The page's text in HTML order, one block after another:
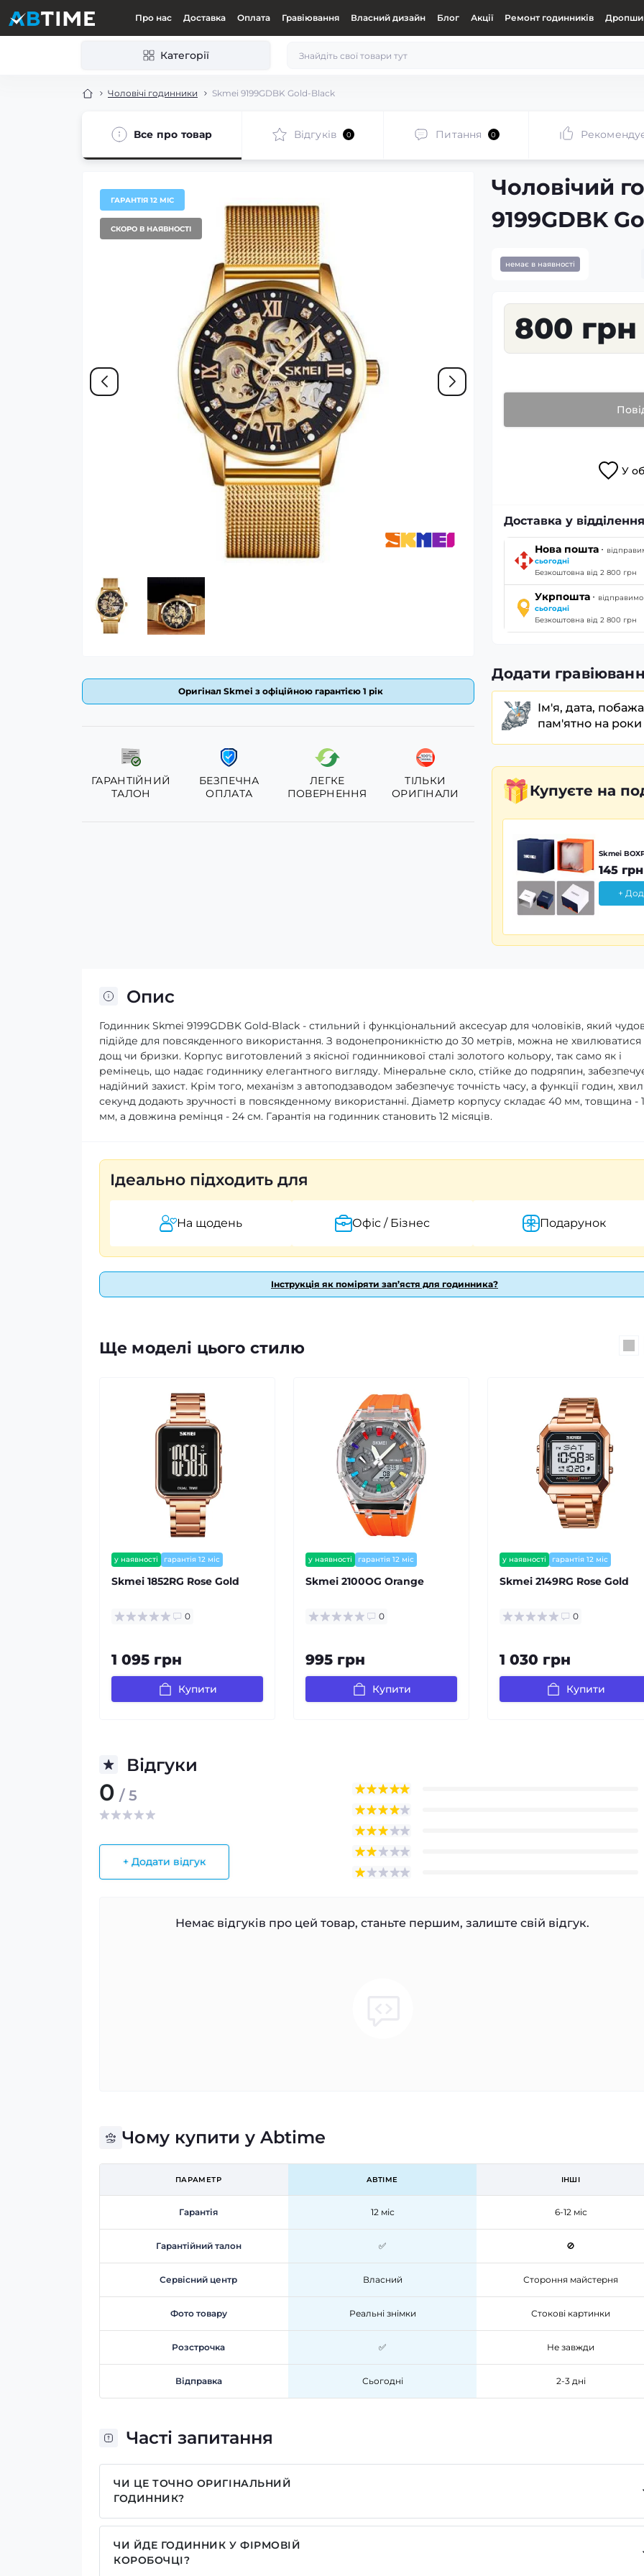
Про нас Доставка Оплата Гравіювання Власний дизайн Блог Акції Ремонт годинників
Категорії
Чоловічі годинники Skmei 9199GDBK Gold-Black
Все про товар Відгуків 0 Питання 0
ГАРАНТІЯ 12 МІС
СКОРО В НАЯВНОСТІ
Оригінал Skmei з офіційною гарантією 1 рік
ГАРАНТІЙНИЙ
ТАЛОН
БЕЗПЕЧНА
ОПЛАТА
ЛЕГКЕ
ПОВЕРНЕННЯ
ТІЛЬКИ
ОРИГІНАЛИ
Чоловічий
9199GDBK
немає в наявності
800 грн
У
Доставка у
Нова пошта ·
сьогодні
Безкоштовна від 2 800 грн
Укрпошта · відправимо
сьогодні
Безкоштовна від 2 800 грн
Додати
Ім'я, дата,
пам'ятно на роки
Купуєте на
Skmei
145 грн
+
Опис
Годинник Skmei 9199GDBK Gold-Black - стильний і функціональний аксесуар для чоловіків, який
підійде для повсякденного використання. З водонепроникністю до 30 метрів, можна не
дощ чи бризки. Корпус виготовлений з якісної годинникової сталі золотого кольору, так само як і
ремінець, що надає годиннику елегантного вигляду. Мінеральне скло, стійке до подряпин,
надійний захист. Крім того, механізм з автоподзаводом забезпечує точність часу, а функції годин,
секунд додають зручності в повсякденному використанні. Діаметр корпусу складає 40 мм, товщина -
мм, а довжина ремінця - 24 см. Гарантія на годинник становить 12 місяців.
Ідеально підходить для
На щодень Офіс / Бізнес Подарунок
Інструкція як поміряти зап’ястя для годинника?
Ще моделі цього стилю
у наявності гарантія 12 міс
Skmei 1852RG Rose Gold
0
1 095 грн
Купити
у наявності гарантія 12 міс
Skmei 2100OG Orange
0
995 грн
Купити
у наявності гарантія 12 міс
Skmei 2149RG Rose Gold
0
1 030 грн
Купити
Відгуки
0 / 5
+ Додати відгук
Немає відгуків про цей товар, станьте першим, залиште свій відгук.
Чому купити у Abtime
ПАРАМЕТР ABTIME ІНШІ
Гарантія 12 міс 6-12 міс
Гарантійний талон ✅ 🚫
Сервісний центр Власний Стороння майстерня
Фото товару Реальні знімки Стокові картинки
Розстрочка ✅ Не завжди
Відправка Сьогодні 2-3 дні
Часті запитання
ЧИ ЦЕ ТОЧНО ОРИГІНАЛЬНИЙ
ГОДИННИК?
Так, усі годинники у нас лише оригінальні, ми є представником багатьох брендів.
ЧИ ЙДЕ ГОДИННИК У ФІРМОВІЙ
КОРОБОЧЦІ?